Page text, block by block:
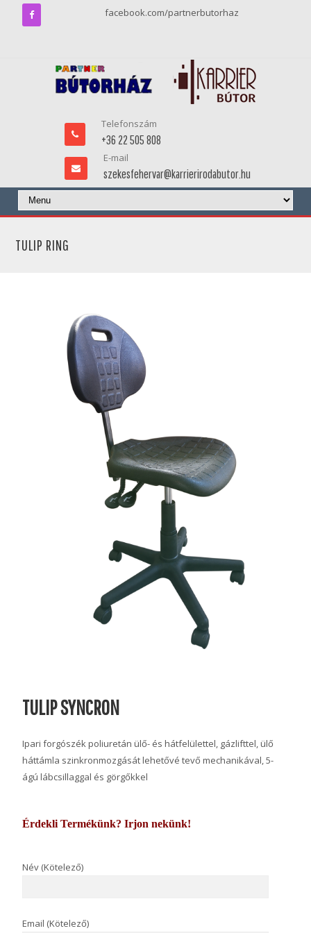
facebook.com/partnerbutorhaz
Telefonszám
+36 22 505 808
E-mail
szekesfehervar@karrierirodabutor.hu
TULIP RING
TULIP SYNCRON
Ipari forgószék poliuretán ülő- és hátfelülettel, gázlifttel, ülő
háttámla szinkronmozgását lehetővé tevő mechanikával, 5-
ágú lábcsillaggal és görgőkkel
Érdekli Termékünk? Irjon nekünk!
Név (Kötelező)
Email (Kötelező)